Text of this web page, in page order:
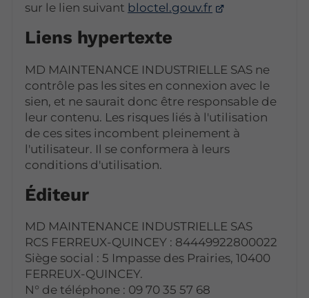
sur le lien suivant bloctel.gouv.fr
Liens hypertexte
MD MAINTENANCE INDUSTRIELLE SAS ne
contrôle pas les sites en connexion avec le
sien, et ne saurait donc être responsable de
leur contenu. Les risques liés à l'utilisation
de ces sites incombent pleinement à
l'utilisateur. Il se conformera à leurs
conditions d'utilisation.
Éditeur
MD MAINTENANCE INDUSTRIELLE SAS
RCS FERREUX-QUINCEY : 84449922800022
Siège social : 5 Impasse des Prairies, 10400
FERREUX-QUINCEY.
N° de téléphone : 09 70 35 57 68